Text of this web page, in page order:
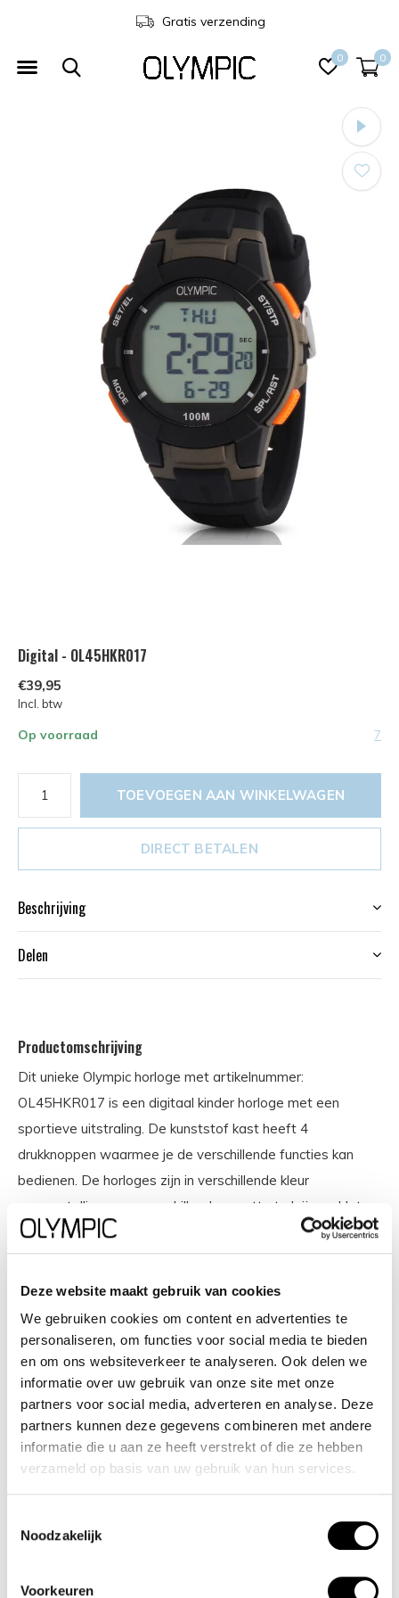
Deze website maakt gebruik van cookies
We gebruiken cookies om content en advertenties te
personaliseren, om functies voor social media te bieden
en om ons websiteverkeer te analyseren. Ook delen we
informatie over uw gebruik van onze site met onze
partners voor social media, adverteren en analyse. Deze
partners kunnen deze gegevens combineren met andere
informatie die u aan ze heeft verstrekt of die ze hebben
verzameld op basis van uw gebruik van hun services.
Noodzakelijk
Voorkeuren
0 0
Gratis verzending
Digital - OL45HKR017
€39,95
Incl. btw
Op voorraad 7
TOEVOEGEN AAN WINKELWAGEN
DIRECT BETALEN
Beschrijving
Delen
Productomschrijving
Dit unieke Olympic horloge met artikelnummer:
OL45HKR017 is een digitaal kinder horloge met een
sportieve uitstraling. De kunststof kast heeft 4
drukknoppen waarmee je de verschillende functies kan
bedienen. De horloges zijn in verschillende kleur
samenstellingen en verschillende grootte te krijgen. Het
horloge heeft tijd,- datum,- dag,- aanduiding. Ook heeft het
een timer, alarm en stopwatch functie. Dit geeft het
horloge vele mogelijkheden. Aan de kast zit een gelijk
heeft een mineraalglas, een doorsnee van 36mm en is
10ATM.
Waterdichtheid 10ATM
Dit horloge is bestand tegen water bij het zwemmen en
douchen. Dit horloge is niet bestand tegen (grote)